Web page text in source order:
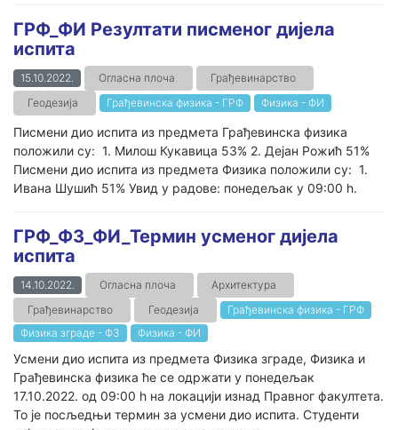
ГРФ_ФИ Резултати писменог дијела
испита
15.10.2022. Огласна плоча
Грађевинарство
Геодезија
Грађевинска физика - ГРФ Физика - ФИ
Писмени дио испита из предмета Грађевинска физика
положили су: 1. Милош Кукавица 53% 2. Дејан Рожић 51%
Писмени дио испита из предмета Физика положили су: 1.
Ивана Шушић 51% Увид у радове: понедељак у 09:00 h.
ГРФ_ФЗ_ФИ_Термин усменог дијела
испита
14.10.2022. Огласна плоча
Архитектура
Грађевинарство
Геодезија
Грађевинска физика - ГРФ
Физика зграде - ФЗ
Физика - ФИ
Усмени дио испита из предмета Физика зграде, Физика и
Грађевинска физика ће се одржати у понедељак
17.10.2022. од 09:00 h на локацији изнад Правног факултета.
То је посљедњи термин за усмени дио испита. Студенти